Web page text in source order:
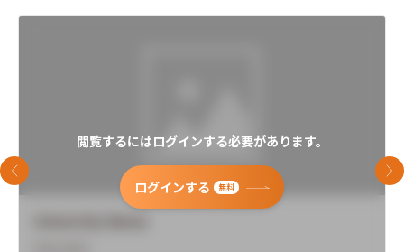
閲覧するにはログインする必要があります。
ログインする 無料
前のスライド 次